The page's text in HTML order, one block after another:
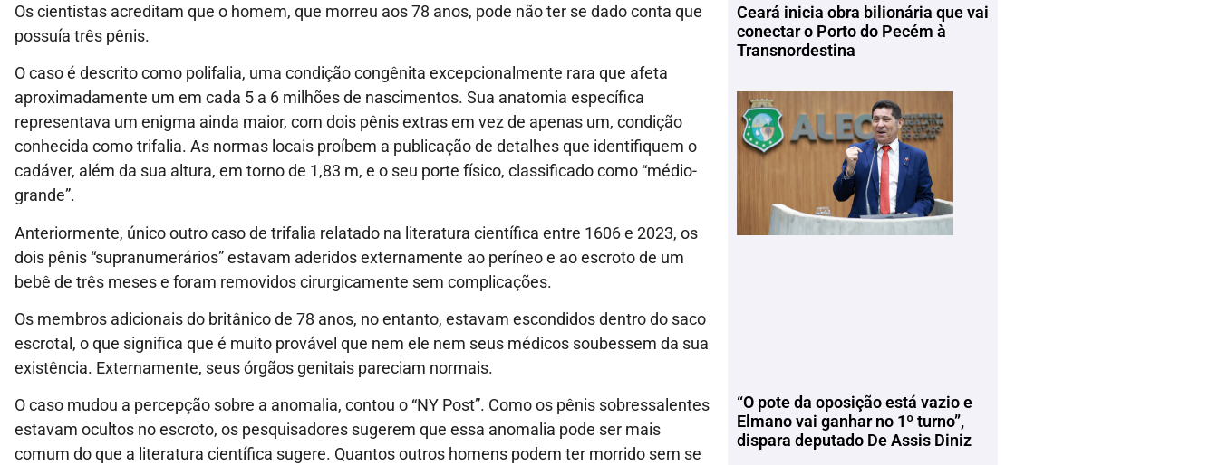
Os cientistas acreditam que o homem, que morreu aos 78 anos, pode não ter se dado conta que
possuía três pênis.
O caso é descrito como polifalia, uma condição congênita excepcionalmente rara que afeta
aproximadamente um em cada 5 a 6 milhões de nascimentos. Sua anatomia específica
representava um enigma ainda maior, com dois pênis extras em vez de apenas um, condição
conhecida como trifalia. As normas locais proíbem a publicação de detalhes que identifiquem o
cadáver, além da sua altura, em torno de 1,83 m, e o seu porte físico, classificado como “médio-
grande”.
Anteriormente, único outro caso de trifalia relatado na literatura científica entre 1606 e 2023, os
dois pênis “supranumerários” estavam aderidos externamente ao períneo e ao escroto de um
bebê de três meses e foram removidos cirurgicamente sem complicações.
Os membros adicionais do britânico de 78 anos, no entanto, estavam escondidos dentro do saco
escrotal, o que significa que é muito provável que nem ele nem seus médicos soubessem da sua
existência. Externamente, seus órgãos genitais pareciam normais.
O caso mudou a percepção sobre a anomalia, contou o “NY Post”. Como os pênis sobressalentes
estavam ocultos no escroto, os pesquisadores sugerem que essa anomalia pode ser mais
comum do que a literatura científica sugere. Quantos outros homens podem ter morrido sem se
Ceará inicia obra bilionária que vai
conectar o Porto do Pecém à
Transnordestina
“O pote da oposição está vazio e
Elmano vai ganhar no 1º turno”,
dispara deputado De Assis Diniz